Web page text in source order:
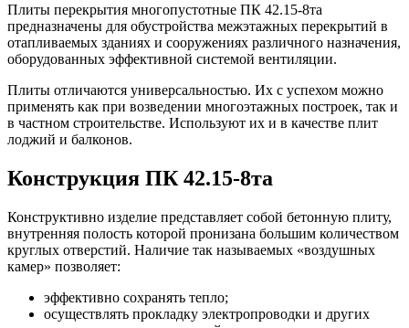
Плиты перекрытия многопустотные ПК 42.15-8та
предназначены для обустройства межэтажных перекрытий в
отапливаемых зданиях и сооружениях различного назначения,
оборудованных эффективной системой вентиляции.
Плиты отличаются универсальностью. Их с успехом можно
применять как при возведении многоэтажных построек, так и
в частном строительстве. Используют их и в качестве плит
лоджий и балконов.
Конструкция ПК 42.15-8та
Конструктивно изделие представляет собой бетонную плиту,
внутренняя полость которой пронизана большим количеством
круглых отверстий. Наличие так называемых «воздушных
камер» позволяет:
эффективно сохранять тепло;
осуществлять прокладку электропроводки и других